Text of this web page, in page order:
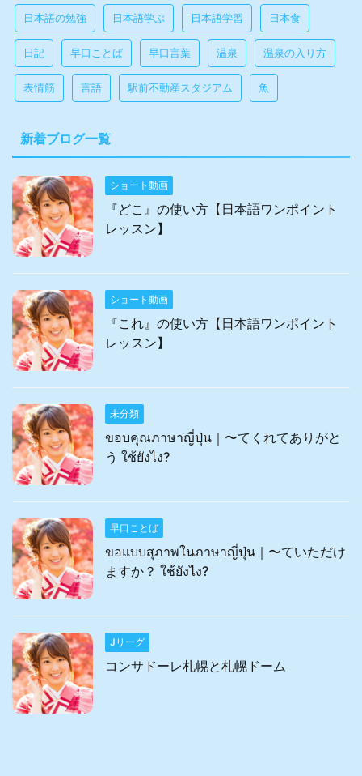
日本語の勉強 日本語学ぶ 日本語学習 日本食
日記 早口ことば 早口言葉 温泉 温泉の入り方
表情筋 言語 駅前不動産スタジアム 魚
新着ブログ一覧
ショート動画
『どこ』の使い方【日本語ワンポイント
レッスン】
ショート動画
『これ』の使い方【日本語ワンポイント
レッスン】
未分類
ขอบคุณภาษาญี่ปุ่น｜〜てくれてありがと
う ใช้ยังไง?
早口ことば
ขอแบบสุภาพในภาษาญี่ปุ่น｜〜ていただけ
ますか？ ใช้ยังไง?
Jリーグ
コンサドーレ札幌と札幌ドーム